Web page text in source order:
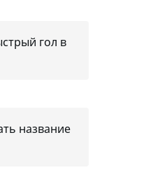
гол в
название